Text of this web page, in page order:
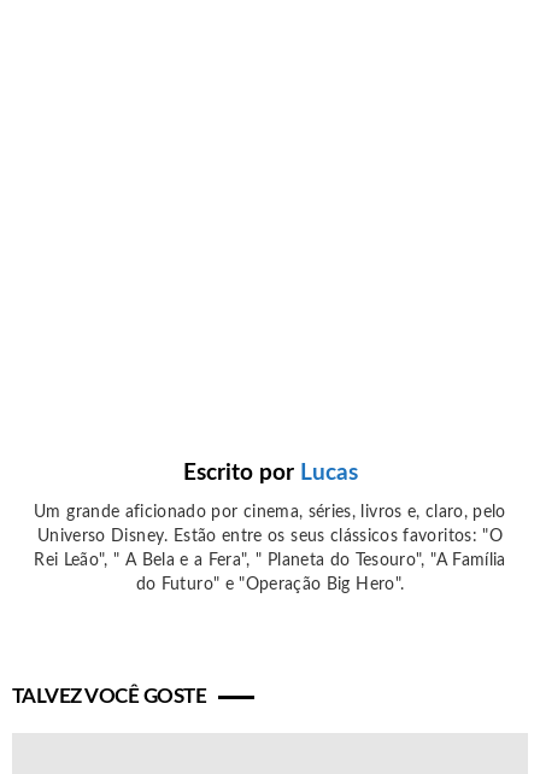
Escrito por Lucas
Um grande aficionado por cinema, séries, livros e, claro, pelo
Universo Disney. Estão entre os seus clássicos favoritos: "O
Rei Leão", " A Bela e a Fera", " Planeta do Tesouro", "A Família
do Futuro" e "Operação Big Hero".
TALVEZ VOCÊ GOSTE